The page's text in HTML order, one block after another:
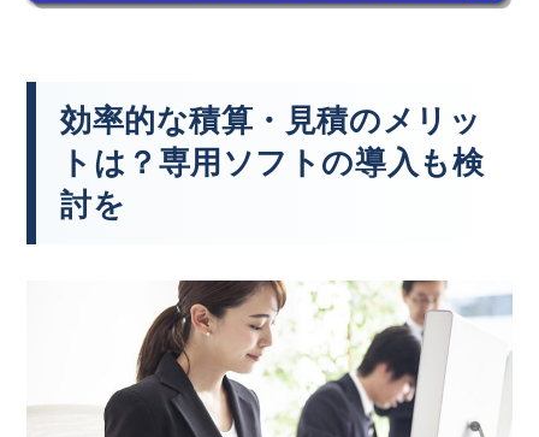
効率的な積算・見積のメリッ
トは？専用ソフトの導入も検
討を